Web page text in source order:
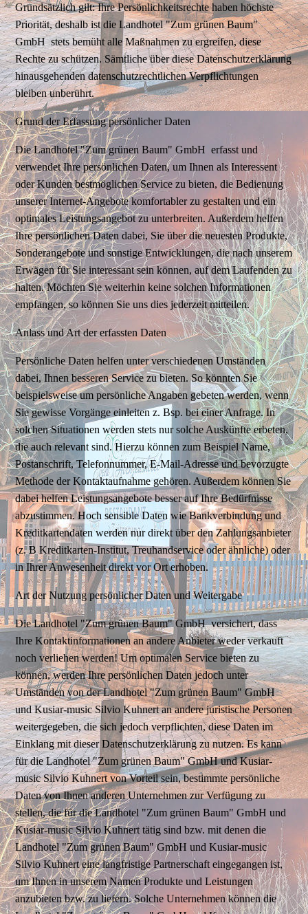
Grundsätzlich gilt: Ihre Persönlichkeitsrechte haben höchste
Priorität, deshalb ist die Landhotel "Zum grünen Baum"
GmbH stets bemüht alle Maßnahmen zu ergreifen, diese
Rechte zu schützen. Sämtliche über diese Datenschutzerklärung
hinausgehenden datenschutzrechtlichen Verpflichtungen
bleiben unberührt.
Grund der Erfassung persönlicher Daten
Die Landhotel "Zum grünen Baum" GmbH erfasst und
verwendet Ihre persönlichen Daten, um Ihnen als Interessent
oder Kunden bestmöglichen Service zu bieten, die Bedienung
unserer Internet-Angebote komfortabler zu gestalten und ein
optimales Leistungsangebot zu unterbreiten. Außerdem helfen
Ihre persönlichen Daten dabei, Sie über die neuesten Produkte,
Sonderangebote und sonstige Entwicklungen, die nach unserem
Erwägen für Sie interessant sein können, auf dem Laufenden zu
halten. Möchten Sie weiterhin keine solchen Informationen
empfangen, so können Sie uns dies jederzeit mitteilen.
Anlass und Art der erfassten Daten
Persönliche Daten helfen unter verschiedenen Umständen
dabei, Ihnen besseren Service zu bieten. So könnten Sie
beispielsweise um persönliche Angaben gebeten werden, wenn
Sie gewisse Vorgänge einleiten z. Bsp. bei einer Anfrage. In
solchen Situationen werden stets nur solche Auskünfte erbeten,
die auch relevant sind. Hierzu können zum Beispiel Name,
Postanschrift, Telefonnummer, E-Mail-Adresse und bevorzugte
Methode der Kontaktaufnahme gehören. Außerdem können Sie
dabei helfen Leistungsangebote besser auf Ihre Bedürfnisse
abzustimmen. Hoch sensible Daten wie Bankverbindung und
Kreditkartendaten werden nur direkt über den Zahlungsanbieter
(z. B Kreditkarten-Institut, Treuhandservice oder ähnliche) oder
in Ihrer Anwesenheit direkt vor Ort erhoben.
Art der Nutzung persönlicher Daten und Weitergabe
Die Landhotel "Zum grünen Baum" GmbH versichert, dass
Ihre Kontaktinformationen an andere Anbieter weder verkauft
noch verliehen werden! Um optimalen Service bieten zu
können, werden Ihre persönlichen Daten jedoch unter
Umständen von der Landhotel "Zum grünen Baum" GmbH
und Kusiar-music Silvio Kuhnert an andere juristische Personen
weitergegeben, die sich jedoch verpflichten, diese Daten im
Einklang mit dieser Datenschutzerklärung zu nutzen. Es kann
für die Landhotel "Zum grünen Baum" GmbH und Kusiar-
music Silvio Kuhnert von Vorteil sein, bestimmte persönliche
Daten von Ihnen anderen Unternehmen zur Verfügung zu
stellen, die für die Landhotel "Zum grünen Baum" GmbH und
Kusiar-music Silvio Kuhnert tätig sind bzw. mit denen die
Landhotel "Zum grünen Baum" GmbH und Kusiar-music
Silvio Kuhnert eine langfristige Partnerschaft eingegangen ist,
um Ihnen in unserem Namen Produkte und Leistungen
anzubieten bzw. zu liefern. Solche Unternehmen können die